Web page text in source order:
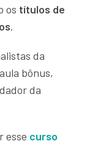
os títulos de
.
da
bônus,
da
esse curso